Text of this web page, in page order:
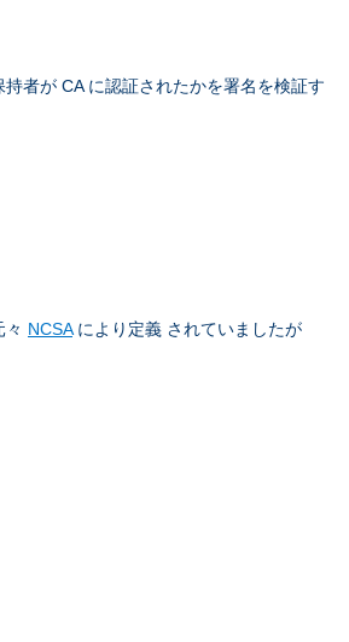
者が CA に認証されたかを署名を検証す
NCSAにより定義 されていましたが